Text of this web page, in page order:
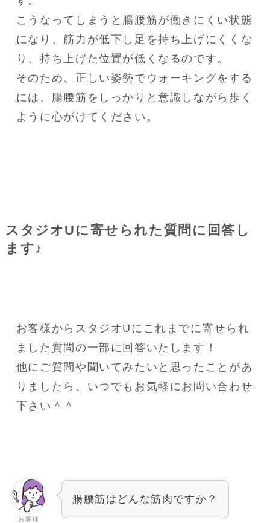
こうなってしまうと腸腰筋が働きにくい状態
になり、筋力が低下し足を持ち上げにくくな
り、持ち上げた位置が低くなるのです。
そのため、正しい姿勢でウォーキングをする
には、腸腰筋をしっかりと意識しながら歩く
ように心がけてください。
スタジオUに寄せられた質問に回答し
ます♪
お客様からスタジオUにこれまでに寄せられ
ました質問の一部に回答いたします！
他にご質問や聞いてみたいと思ったことがあ
りましたら、いつでもお気軽にお問い合わせ
下さい＾＾
お客様
腸腰筋はどんな筋肉ですか？